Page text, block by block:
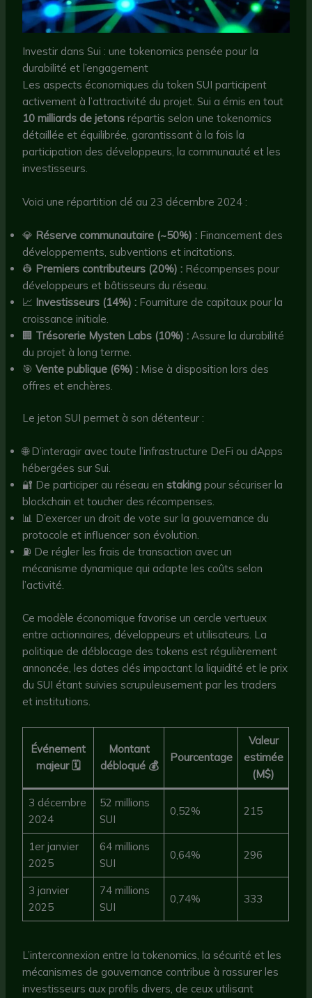
Investir dans Sui : une tokenomics pensée pour la
durabilité et l’engagement
Les aspects économiques du token SUI participent
activement à l’attractivité du projet. Sui a émis en tout
10 milliards de jetons répartis selon une tokenomics
détaillée et équilibrée, garantissant à la fois la
participation des développeurs, la communauté et les
investisseurs.
Voici une répartition clé au 23 décembre 2024 :
💎 Réserve communautaire (~50%) : Financement des
développements, subventions et incitations.
👷 Premiers contributeurs (20%) : Récompenses pour
développeurs et bâtisseurs du réseau.
📈 Investisseurs (14%) : Fourniture de capitaux pour la
croissance initiale.
🏢 Trésorerie Mysten Labs (10%) : Assure la durabilité
du projet à long terme.
🎯Vente publique (6%) : Mise à disposition lors des
offres et enchères.
Le jeton SUI permet à son détenteur :
🌐 D’interagir avec toute l’infrastructure DeFi ou dApps
hébergées sur Sui.
🔐 De participer au réseau enstaking pour sécuriser la
blockchain et toucher des récompenses.
📊 D’exercer un droit de vote sur la gouvernance du
protocole et influencer son évolution.
⛽ De régler les frais de transaction avec un
mécanisme dynamique qui adapte les coûts selon
l’activité.
Ce modèle économique favorise un cercle vertueux
entre actionnaires, développeurs et utilisateurs. La
politique de déblocage des tokens est régulièrement
annoncée, les dates clés impactant la liquidité et le prix
du SUI étant suivies scrupuleusement par les traders
et institutions.
Événement
majeur 🗓️
Montant
débloqué 💰
Pourcentage
Valeur
estimée
(M$)
3 décembre
2024
52 millions
SUI
0,52% 215
1er janvier
2025
64 millions
SUI
0,64% 296
3 janvier
2025
74 millions
SUI
0,74% 333
L’interconnexion entre la tokenomics, la sécurité et les
mécanismes de gouvernance contribue à rassurer les
investisseurs aux profils divers, de ceux utilisant